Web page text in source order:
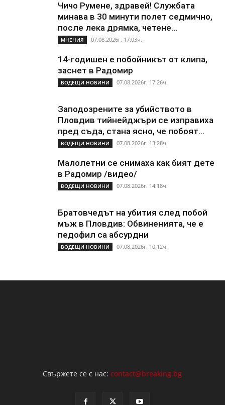
Чичо Румене, здравей! Службата
минава в 30 минути полет седмично,
после лека дрямка, четене...
МНЕНИЯ 07.08.2026г. 17:03ч.
14-годишен е побойникът от клипа,
заснет в Радомир
ВОДЕЩИ НОВИНИ 07.08.2026г. 17:26ч.
Заподозрените за убийството в
Пловдив тийнейджъри се изправиха
пред съда, стана ясно, че побоят...
ВОДЕЩИ НОВИНИ 07.08.2026г. 13:28ч.
Малолетни се снимаха как бият дете
в Радомир /видео/
ВОДЕЩИ НОВИНИ 07.08.2026г. 14:18ч.
Братовчедът на убития след побой
мъж в Пловдив: Обвиненията, че е
педофил са абсурдни
ВОДЕЩИ НОВИНИ 07.08.2026г. 10:12ч.
Свържете се с нас:contact@breaking.bg